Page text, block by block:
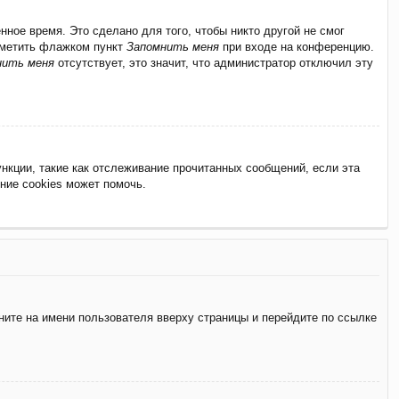
время. Это сделано для того, чтобы никто другой не смог
флажком пункт Запомнить меня при входе на конференцию.
меня отсутствует, это значит, что администратор отключил эту
такие как отслеживание прочитанных сообщений, если эта
cookies может помочь.
на имени пользователя вверху страницы и перейдите по ссылке